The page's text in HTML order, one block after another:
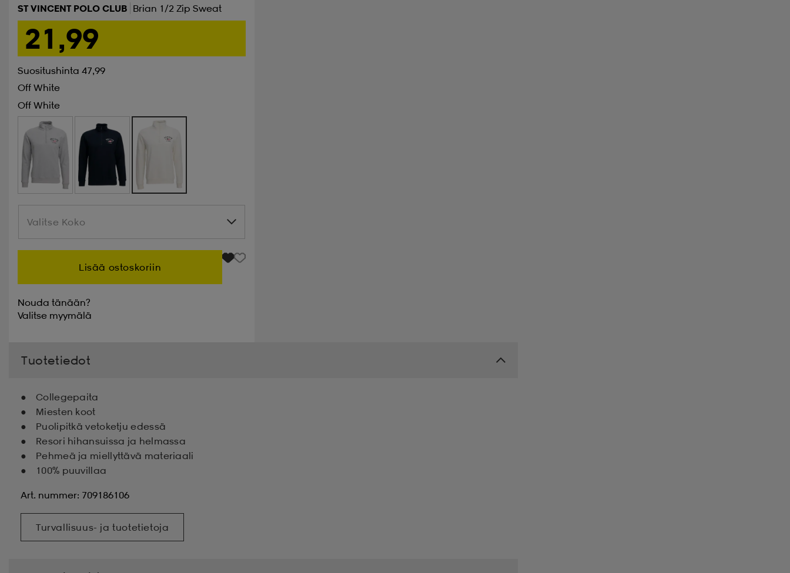
ST VINCENT POLO CLUB Brian 1/2 Zip Sweat
21,99
Suositushinta 47,99
Off White
Off White
Valitse Koko
Valitse Koko
Lisää ostoskoriin
Nouda tänään?
Valitse myymälä
Tuotetiedot
Collegepaita
Miesten koot
Puolipitkä vetoketju edessä
Resori hihansuissa ja helmassa
Pehmeä ja miellyttävä materiaali
100% puuvillaa
Art. nummer: 709186106
Turvallisuus- ja tuotetietoja